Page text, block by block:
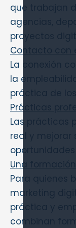
que trabajan
agencias,
proyectos
Contacto con
La conexión
la
práctica de
Prácticas
Las prácticas
real y mejorar
oportunidades
Una
Para quienes
marketing
práctica y
combinan